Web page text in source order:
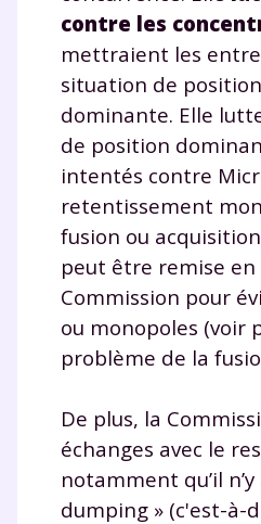
contre les
mettraient les
situation de
dominante. Elle
de position
intentés contre
retentissement
fusion ou acquisition
peut être remise en
Commission pour
ou monopoles (voir
problème de la
De plus, la
échanges avec le
notamment qu’il
dumping » (c'est-à-